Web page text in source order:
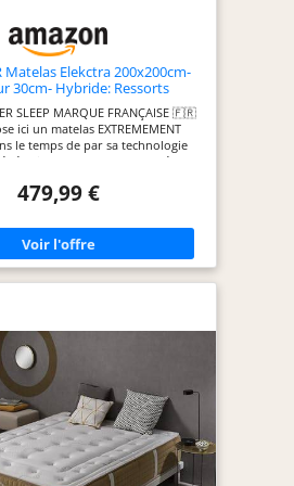
Matelas Elekctra 200x200cm-
30cm- Hybride: Ressorts
Mémoire de Forme -
& indépendance de
Label SANITIZED(Anti
bactérien/acarien)
SLEEP MARQUE FRANÇAISE 🇫🇷
ici un matelas EXTREMEMENT
le temps de par sa technologie
de ressorts ensachés
assurant un soutien de la colonne
(Avec prise de RDV) 💆‍♂️ UN
ET RÉPARATEUR 💆‍♀️ Le noyau
ensachés sur 7 zones de
parfaite pour contrôler les
🌙 RESPIRABILITÉ et SOUTIEN 🌙
ressort ensaché offre une
contre les acariens, les bactéries
La mousse polyuréthane
de haute densité 35kg/m3
bien équilibré entre souplesse
CONFORTABLE ET DOUX ☁️
un nuage » Cela grâce au 5cm
de forme D50kg/m3 et son coutil
479,99 €